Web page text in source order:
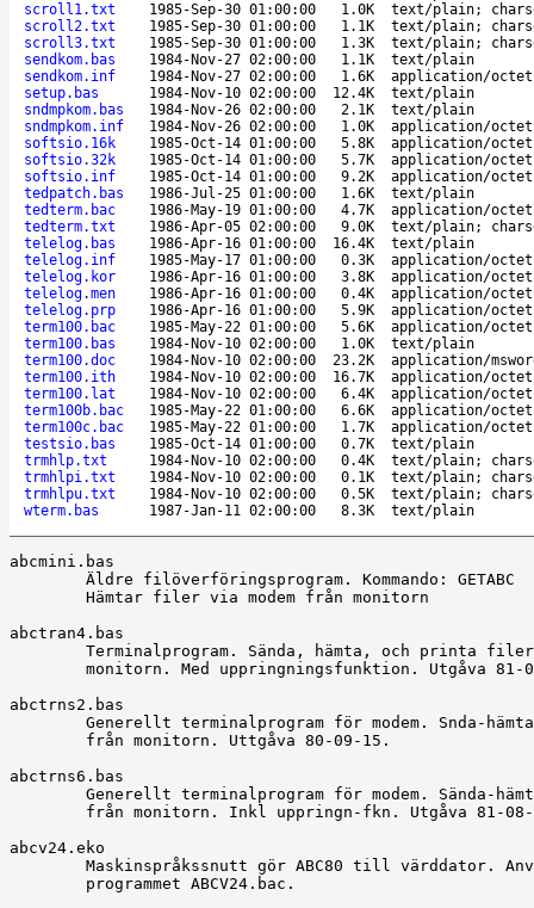
scroll1.txt
1985-Sep-30 01:00:00 1.0K
text/plain;
scroll2.txt
1985-Sep-30 01:00:00 1.1K
text/plain;
scroll3.txt
1985-Sep-30 01:00:00 1.3K
text/plain;
sendkom.bas
1984-Nov-27 02:00:00 1.1K
text/plain
sendkom.inf
1984-Nov-27 02:00:00 1.6K
application/
setup.bas
1984-Nov-10 02:00:00 12.4K
text/plain
sndmpkom.bas
1984-Nov-26 02:00:00 2.1K
text/plain
sndmpkom.inf
1984-Nov-26 02:00:00 1.0K
application/
softsio.16k
1985-Oct-14 01:00:00 5.8K
application/
softsio.32k
1985-Oct-14 01:00:00 5.7K
application/
softsio.inf
1985-Oct-14 01:00:00 9.2K
application/
tedpatch.bas
1986-Jul-25 01:00:00 1.6K
text/plain
tedterm.bac
1986-May-19 01:00:00 4.7K
application/
tedterm.txt
1986-Apr-05 02:00:00 9.0K
text/plain;
telelog.bas
1986-Apr-16 01:00:00 16.4K
text/plain
telelog.inf
1985-May-17 01:00:00 0.3K
application/
telelog.kor
1986-Apr-16 01:00:00 3.8K
application/
telelog.men
1986-Apr-16 01:00:00 0.4K
application/
telelog.prp
1986-Apr-16 01:00:00 5.9K
application/
term100.bac
1985-May-22 01:00:00 5.6K
application/
term100.bas
1984-Nov-10 02:00:00 1.0K
text/plain
term100.doc
1984-Nov-10 02:00:00 23.2K
application/
term100.ith
1984-Nov-10 02:00:00 16.7K
application/
term100.lat
1984-Nov-10 02:00:00 6.4K
application/
term100b.bac
1985-May-22 01:00:00 6.6K
application/
term100c.bac
1985-May-22 01:00:00 1.7K
application/
testsio.bas
1985-Oct-14 01:00:00 0.7K
text/plain
trmhlp.txt
1984-Nov-10 02:00:00 0.4K
text/plain;
trmhlpi.txt
1984-Nov-10 02:00:00 0.1K
text/plain;
trmhlpu.txt
1984-Nov-10 02:00:00 0.5K
text/plain;
wterm.bas
1987-Jan-11 02:00:00 8.3K text/plain
abcmini.bas
abctran4.bas
abctrns2.bas
abctrns6.bas
abcv24.eko